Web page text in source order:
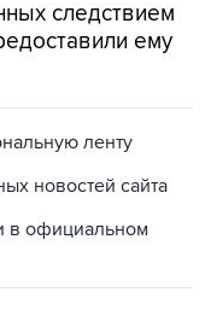
следствием
ему
ленту
новостей сайта
в официальном